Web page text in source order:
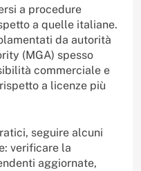
a procedure
a quelle italiane.
da autorità
(MGA) spesso
commerciale e
a licenze più
seguire alcuni
verificare la
aggiornate,